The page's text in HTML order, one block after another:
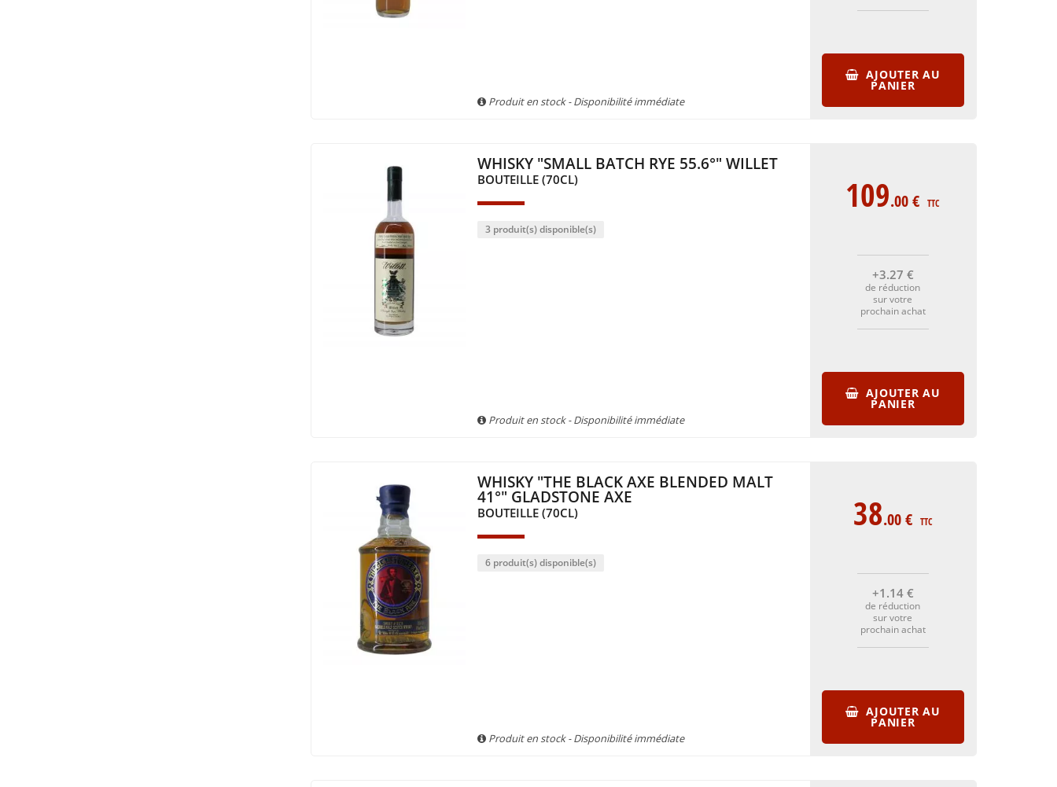
Produit en stock - Disponibilité immédiate
AJOUTER AU
PANIER
WHISKY "SMALL BATCH RYE 55.6°" WILLET
BOUTEILLE (70CL)
3 produit(s) disponible(s)
Produit en stock - Disponibilité immédiate
109.00€ TTC
+3.27 €
de réduction
sur votre
prochain achat
AJOUTER AU
PANIER
WHISKY "THE BLACK AXE BLENDED MALT
41°" GLADSTONE AXE
BOUTEILLE (70CL)
6 produit(s) disponible(s)
Produit en stock - Disponibilité immédiate
38.00€ TTC
+1 .14 €
de réduction
sur votre
prochain achat
AJOUTER AU
PANIER